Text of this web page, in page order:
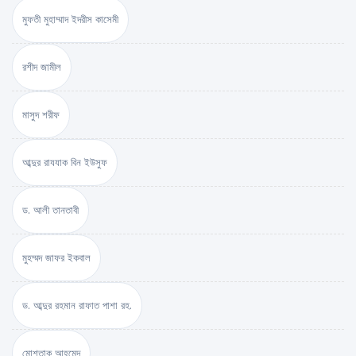
মুফতী মুহাম্মাদ ইদরীস কাসেমী
রশীদ জামীল
মাসুদ শরীফ
আব্দুর রাযযাক বিন ইউসুফ
ড. আলী তানতাবী
মুহম্মদ জাফর ইকবাল
ড. আব্দুর রহমান রাফাত পাশা রহ.
মোশতাক আহমেদ